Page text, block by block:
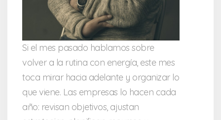
Si el mes pasado hablamos sobre
volver a la rutina con energía, este mes
toca mirar hacia adelante y organizar lo
que viene. Las empresas lo hacen cada
año: revisan objetivos, ajustan